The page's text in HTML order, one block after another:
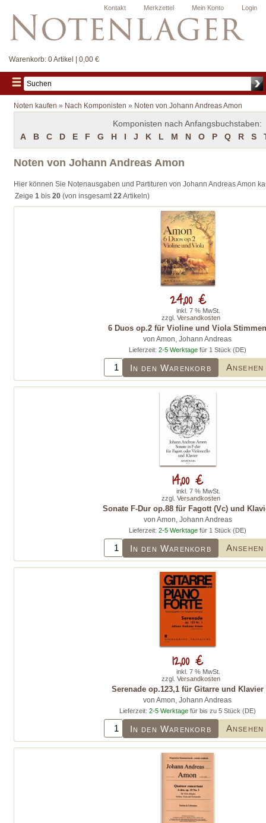
Login
Mein Konto
Merkzettel
Kontakt
Warenkorb: 0 Artikel | 0,00 €
Noten kaufen » Nach Komponisten » Noten von Johann Andreas Amon
Komponisten nach Anfangsbuchstaben:
A
B C D E F G H I J K L M N O P Q R S
Noten von Johann Andreas Amon
Hier können Sie Notenausgaben und Partituren von Johann Andreas Amon
Zeige 1 bis 20 (von insgesamt22Artikeln)
6 Duos op.2 für Violine und Viola
von Amon, Johann Andreas
Lieferzeit: 2-5 Werktagefür 1 Stück (DE)
In den Warenkorb Ansehen
24,00 €
inkl. 7 % MwSt.
zzgl. Versandkosten
Sonate F-Dur op.88 für Fagott (Vc) und
von Amon, Johann Andreas
Lieferzeit: 2-5 Werktage für 1 Stück (DE)
In den Warenkorb Ansehen
14,00 €
inkl. 7 % MwSt.
zzgl. Versandkosten
Serenade op.123,1 für Gitarre und Klavier
von Amon, Johann Andreas
Lieferzeit: 2-5 Werktagefür bis zu 5 Stück (DE)
In den Warenkorb Ansehen
12,00 €
inkl. 7 % MwSt.
zzgl. Versandkosten